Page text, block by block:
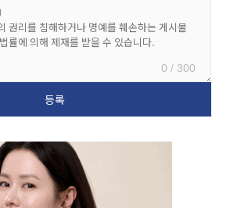
0 / 300